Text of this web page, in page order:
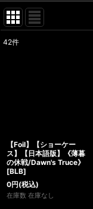
42件
【Foil】【ショーケー
ス】【日本語版】《薄暮
の休戦/Dawn's Truce》
[BLB]
0円(税込)
在庫数 在庫なし